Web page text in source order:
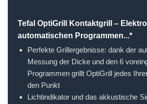
Tefal OptiGrill Kontaktgrill –
automatischen Programmen...*
Perfekte Grillergebnisse: dank der
Messung der Dicke und den 6
Programmen grillt OptiGrill jedes
den Punkt
Lichtindikator und das akkustische